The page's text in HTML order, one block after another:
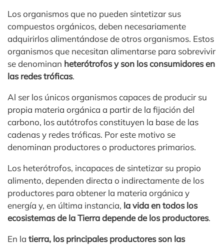
Los organismos que no pueden sintetizar sus
compuestos orgánicos, deben necesariamente
adquirirlos alimentándose de otros organismos. Estos
organismos que necesitan alimentarse para sobrevivir
se denominan heterótrofos y son los consumidores en
las redes tróficas.
Al ser los únicos organismos capaces de producir su
propia materia orgánica a partir de la fijación del
carbono, los autótrofos constituyen la base de las
cadenas y redes tróficas. Por este motivo se
denominan productores o productores primarios.
Los heterótrofos, incapaces de sintetizar su propio
alimento, dependen directa o indirectamente de los
productores para obtener la materia orgánica y
energía y, en última instancia, la vida en todos los
ecosistemas de la Tierra depende de los productores.
En la tierra, los principales productores son las